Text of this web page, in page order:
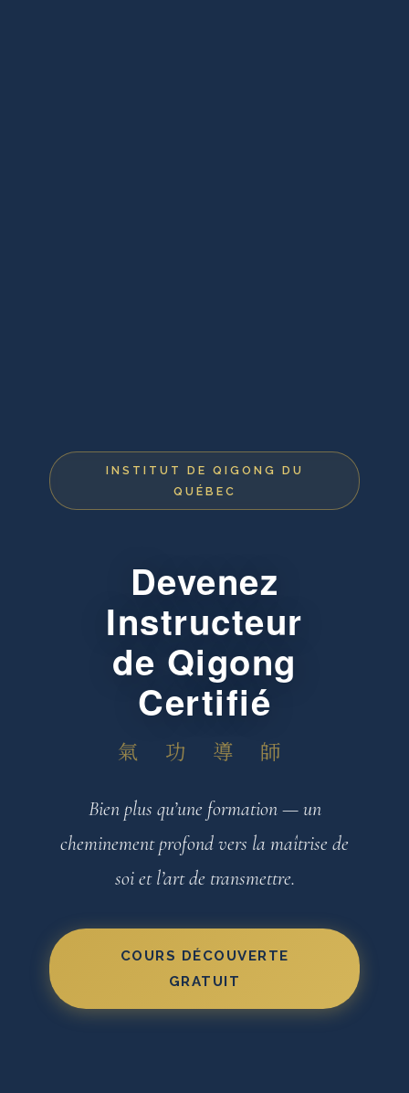
INSTITUT DE QIGONG DU
QUÉBEC
Devenez
Instructeur
de Qigong
Certifié
氣 功 導 師
Bien plus qu’une formation — un
cheminement profond vers la maîtrise de
soi et l’art de transmettre.
COURS DÉCOUVERTE
GRATUIT